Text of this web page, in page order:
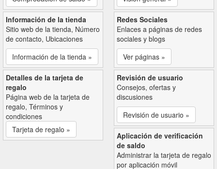
Información de la tienda
Sitio web de la tienda, Número
de contacto, Ubicaciones
Información de la tienda »
Redes Sociales
Enlaces a páginas de redes
sociales y blogs
Ver páginas »
Detalles de la tarjeta de
regalo
Página web de la tarjeta de
regalo, Términos y
condiciones
Tarjeta de regalo »
Revisión de usuario
Consejos, ofertas y
discusiones
Revisión de usuario »
Aplicación de verificación
de saldo
Administrar la tarjeta de regalo
por aplicación móvil